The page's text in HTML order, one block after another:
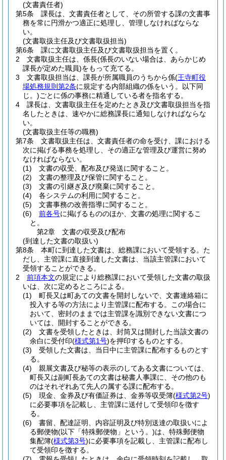
(文書責任者)
第5条
課長は、文書責任者として、その所管する課の文書事
務を常に円滑かつ適正に処理し、管理しなければならな
い。
(文書取扱主任及び文書取扱担当)
第6条
課に文書取扱主任及び文書取扱担当を置く。
2
文書取扱主任は、係長(係長のいない場合は、あらかじめ
課長が定めた職員)をもって充てる。
3
文書取扱担当は、課長が所属職員のうちから係(王寺町役
場処務規則第2条に規定する内部組織の係をいう。以下同
じ。)ごとに係の事務に精通している者を指名する。
4
課長は、文書取扱主任を定めたとき及び文書取扱担当を指
名したときは、速やかに総務課長に通知しなければならな
い。
(文書取扱主任等の職務)
第7条
文書取扱主任は、文書責任者の命を受け、課における
次に掲げる事務を処理し、その適正な管理及び運営に努め
なければならない。
(1)
文書の収受、配布及び発送に関すること。
(2)
文書の整理及び保管に関すること。
(3)
文書の引継ぎ及び廃棄に関すること。
(4)
各システムの利用に関すること。
(5)
文書事務の改善指導に関すること。
(6)
前各号に掲げるもののほか、文書の処理に関するこ
と。
第2章
文書の収受及び配布
(到達した文書の取扱い)
第8条
本町に到達した文書は、総務課において受領する。 た
だし、主管課に直接到達した文書は、当該主管課において
受領することができる。
2
前項本文の規定により総務課において受領した文書の取扱
いは、次に定めるところによる。
(1)
町長又は町あての文書を開封しないで、文書連絡箱に
投入する等の方法により主管課に配布する。
この場合に
おいて、密封のままでは主管課を識別できない文書につ
いては、開封することができる。
(2)
文書を受領したときは、封筒又は開封した当該文書の
余白に受付印(様式第1号)を押印するものとする。
(3)
受領した文書は、当日中に主管課に配布するものとす
る。
(4)
親展文書及び秘等の表示のしてある文書については、
町長又は副町長あての文書は秘書人事課に、その他のも
のはそれぞれあて先人の属する課に配布する。
(5)
現金、金券及び有価証券は、金券等収受簿(様式第2号)
に必要事項を記載し、主管課に送付して受領印を徴す
る。
(6)
書留、配達証明、内容証明及び特別送達の取扱いによ
る郵便物(以下「特殊郵便物」という。)は、特殊郵便物
集配簿(様式第3号)に必要事項を記載し、主管課に配布し
て受領印を徴する。